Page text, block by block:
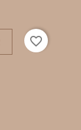
favorite_border